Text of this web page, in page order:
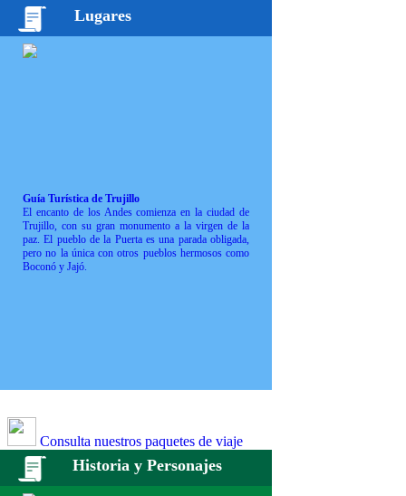
Lugares
Guía Turística de Trujillo
El encanto de los Andes comienza en la ciudad de
Trujillo, con su gran monumento a la virgen de la
paz. El pueblo de la Puerta es una parada obligada,
pero no la única con otros pueblos hermosos como
Boconó y Jajó.
Consulta nuestros paquetes de viaje
Historia y Personajes